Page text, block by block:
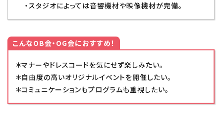
・スタジオによっては音響機材や映像機材が完備。
こんなOB会・OG会におすすめ！
＊マナーやドレスコードを気にせず楽しみたい。
＊自由度の高いオリジナルイベントを開催したい。
＊コミュニケーションもプログラムも重視したい。